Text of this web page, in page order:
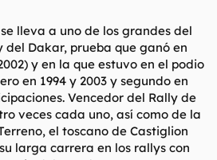
lleva a uno de los grandes del
Dakar, prueba que ganó en
y en la que estuvo en el podio
en 1994 y 2003 y segundo en
Vencedor del Rally de
veces cada uno, así como de la
el toscano de Castiglion
larga carrera en los rallys con